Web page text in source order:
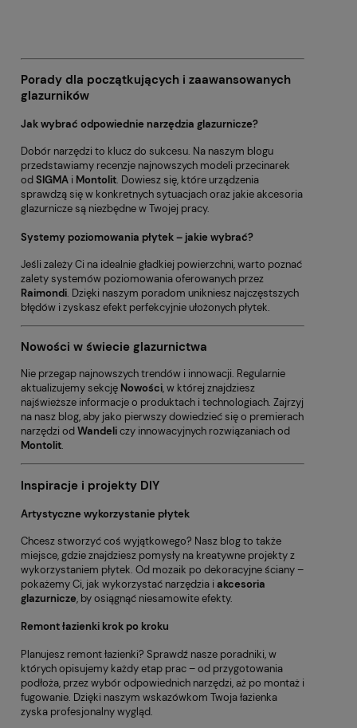
Porady dla początkujących i zaawansowanych
glazurników
Jak wybrać odpowiednie narzędzia glazurnicze?
Dobór narzędzi to klucz do sukcesu. Na naszym blogu
przedstawiamy recenzje najnowszych modeli przecinarek
odSIGMA i Montolit. Dowiesz się, które urządzenia
sprawdzą się w konkretnych sytuacjach oraz jakie akcesoria
glazurnicze są niezbędne w Twojej pracy.
Systemy poziomowania płytek – jakie wybrać?
Jeśli zależy Ci na idealnie gładkiej powierzchni, warto poznać
zalety systemów poziomowania oferowanych przez
Raimondi. Dzięki naszym poradom unikniesz najczęstszych
błędów i zyskasz efekt perfekcyjnie ułożonych płytek.
Nowości w świecie glazurnictwa
Nie przegap najnowszych trendów i innowacji. Regularnie
aktualizujemy sekcję Nowości, w której znajdziesz
najświeższe informacje o produktach i technologiach. Zajrzyj
na nasz blog, aby jako pierwszy dowiedzieć się o premierach
narzędzi odWandeliczy innowacyjnych rozwiązaniach od
Montolit.
Inspiracje i projekty DIY
Artystyczne wykorzystanie płytek
Chcesz stworzyć coś wyjątkowego? Nasz blog to także
miejsce, gdzie znajdziesz pomysły na kreatywne projekty z
wykorzystaniem płytek. Od mozaik po dekoracyjne ściany –
pokażemy Ci, jak wykorzystać narzędzia i akcesoria
glazurnicze, by osiągnąć niesamowite efekty.
Remont łazienki krok po kroku
Planujesz remont łazienki? Sprawdź nasze poradniki, w
których opisujemy każdy etap prac – od przygotowania
podłoża, przez wybór odpowiednich narzędzi, aż po montaż i
fugowanie. Dzięki naszym wskazówkom Twoja łazienka
zyska profesjonalny wygląd.